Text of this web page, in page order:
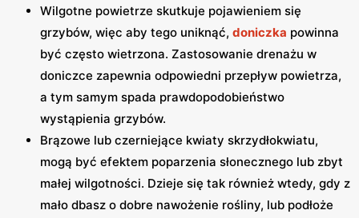
Wilgotne powietrze skutkuje pojawieniem się
grzybów, więc aby tego uniknąć, doniczka powinna
być często wietrzona. Zastosowanie drenażu w
doniczce zapewnia odpowiedni przepływ powietrza,
a tym samym spada prawdopodobieństwo
wystąpienia grzybów.
Brązowe lub czerniejące kwiaty skrzydłokwiatu,
mogą być efektem poparzenia słonecznego lub zbyt
małej wilgotności. Dzieje się tak również wtedy, gdy z
mało dbasz o dobre nawożenie rośliny, lub podłoże